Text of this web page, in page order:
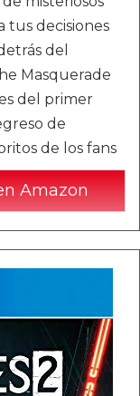
tus decisiones
del
Masquerade
del primer
de
de los fans
Amazon